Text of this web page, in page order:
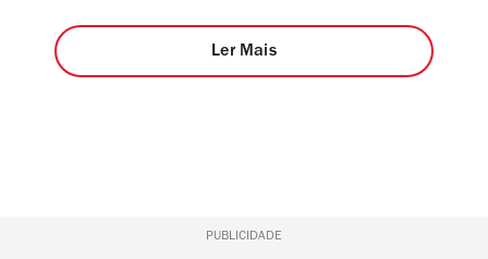
Ler Mais
PUBLICIDADE